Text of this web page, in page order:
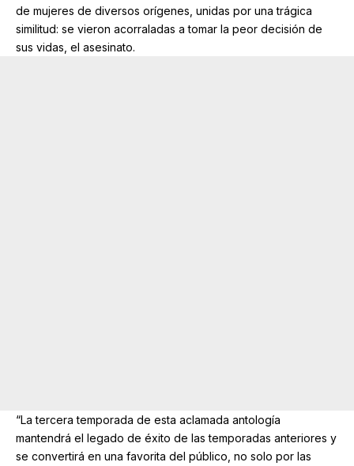
de mujeres de diversos orígenes, unidas por una trágica
similitud: se vieron acorraladas a tomar la peor decisión de
sus vidas, el asesinato.
“La tercera temporada de esta aclamada antología
mantendrá el legado de éxito de las temporadas anteriores y
se convertirá en una favorita del público, no solo por las